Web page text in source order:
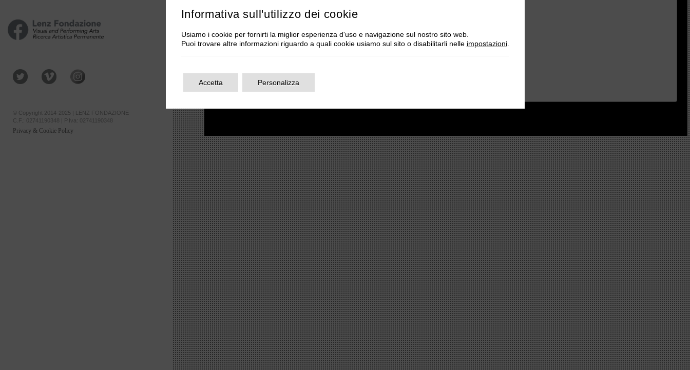
© Copyright 2014-2025 | LENZ FONDAZIONE
C.F.: 02741190348 | P.Iva: 02741190348
Privacy & Cookie Policy
Informativa sull'utilizzo dei cookie
Usiamo i cookie per fornirti la miglior esperienza d'uso e navigazione sul nostro sito web.
Puoi trovare altre informazioni riguardo a quali cookie usiamo sul sito o disabilitarli nelle impostazioni.
Accetta Personalizza